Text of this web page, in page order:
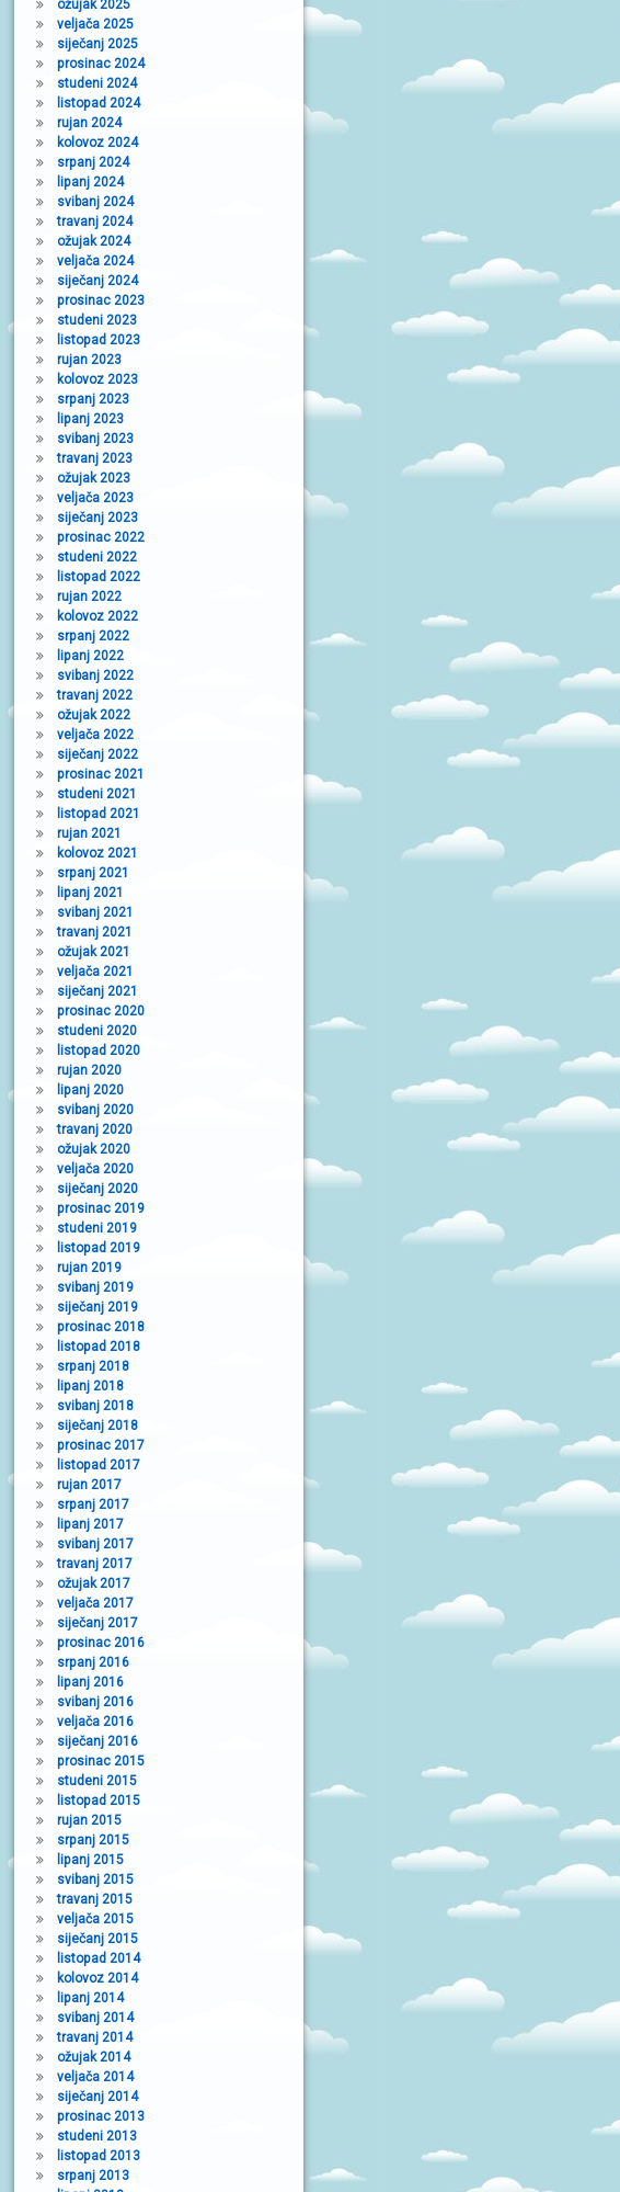
ožujak 2025
veljača 2025
siječanj 2025
prosinac 2024
studeni 2024
listopad 2024
rujan 2024
kolovoz 2024
srpanj 2024
lipanj 2024
svibanj 2024
travanj 2024
ožujak 2024
veljača 2024
siječanj 2024
prosinac 2023
studeni 2023
listopad 2023
rujan 2023
kolovoz 2023
srpanj 2023
lipanj 2023
svibanj 2023
travanj 2023
ožujak 2023
veljača 2023
siječanj 2023
prosinac 2022
studeni 2022
listopad 2022
rujan 2022
kolovoz 2022
srpanj 2022
lipanj 2022
svibanj 2022
travanj 2022
ožujak 2022
veljača 2022
siječanj 2022
prosinac 2021
studeni 2021
listopad 2021
rujan 2021
kolovoz 2021
srpanj 2021
lipanj 2021
svibanj 2021
travanj 2021
ožujak 2021
veljača 2021
siječanj 2021
prosinac 2020
studeni 2020
listopad 2020
rujan 2020
lipanj 2020
svibanj 2020
travanj 2020
ožujak 2020
veljača 2020
siječanj 2020
prosinac 2019
studeni 2019
listopad 2019
rujan 2019
svibanj 2019
siječanj 2019
prosinac 2018
listopad 2018
srpanj 2018
lipanj 2018
svibanj 2018
siječanj 2018
prosinac 2017
listopad 2017
rujan 2017
srpanj 2017
lipanj 2017
svibanj 2017
travanj 2017
ožujak 2017
veljača 2017
siječanj 2017
prosinac 2016
srpanj 2016
lipanj 2016
svibanj 2016
veljača 2016
siječanj 2016
prosinac 2015
studeni 2015
listopad 2015
rujan 2015
srpanj 2015
lipanj 2015
svibanj 2015
travanj 2015
veljača 2015
siječanj 2015
listopad 2014
kolovoz 2014
lipanj 2014
svibanj 2014
travanj 2014
ožujak 2014
veljača 2014
siječanj 2014
prosinac 2013
studeni 2013
listopad 2013
srpanj 2013